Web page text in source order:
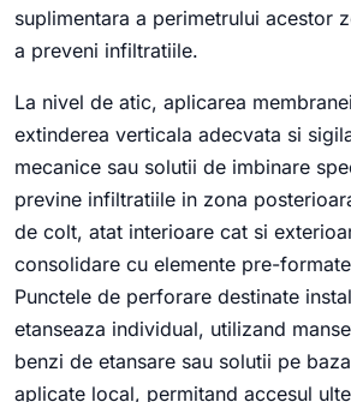
suplimentara a perimetrului acestor
a preveni infiltratiile.
La nivel de atic, aplicarea
extinderea verticala adecvata si
mecanice sau solutii de imbinare
previne infiltratiile in zona
de colt, atat interioare cat si
consolidare cu elemente pre-
Punctele de perforare destinate
etanseaza individual, utilizand
benzi de etansare sau solutii pe
aplicate local, permitand accesul